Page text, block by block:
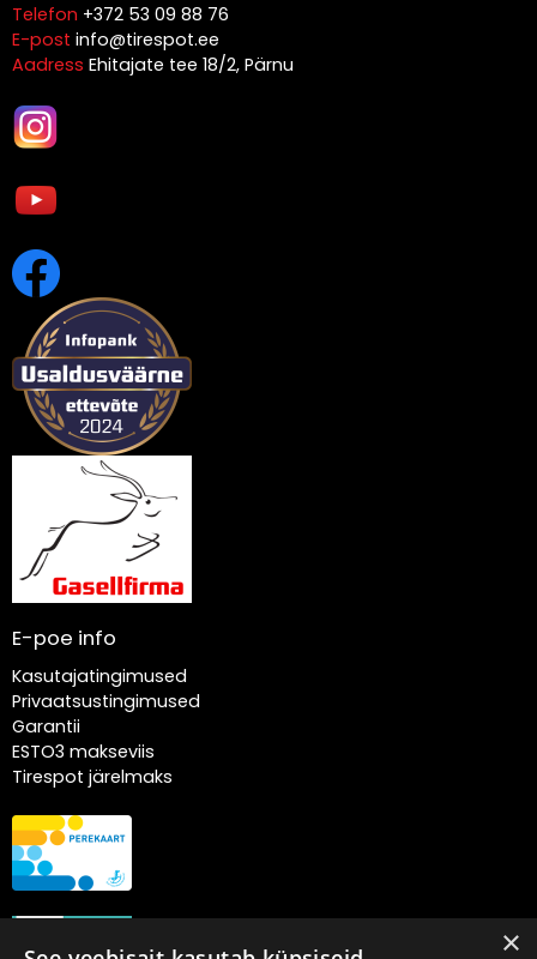
Telefon +372 53 09 88 76
E-post info@tirespot.ee
Aadress Ehitajate tee 18/2, Pärnu
E-poe info
Kasutajatingimused
Privaatsustingimused
Garantii
ESTO3 makseviis
Tirespot järelmaks
×